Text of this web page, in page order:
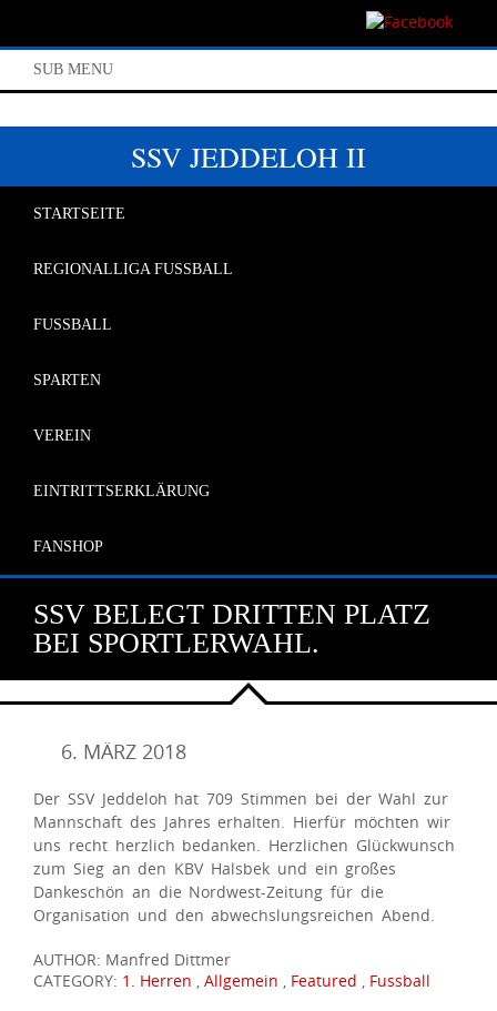
SUB MENU
SSV JEDDELOH II
STARTSEITE
REGIONALLIGA FUSSBALL
FUSSBALL
SPARTEN
VEREIN
EINTRITTSERKLÄRUNG
FANSHOP
SSV BELEGT DRITTEN PLATZ
BEI SPORTLERWAHL.
6. MÄRZ 2018
Der SSV Jeddeloh hat 709 Stimmen bei der Wahl zur
Mannschaft des Jahres erhalten. Hierfür möchten wir
uns recht herzlich bedanken. Herzlichen Glückwunsch
zum Sieg an den KBV Halsbek und ein großes
Dankeschön an die Nordwest-Zeitung für die
Organisation und den abwechslungsreichen Abend.
AUTHOR: Manfred Dittmer
CATEGORY: 1. Herren , Allgemein , Featured , Fussball